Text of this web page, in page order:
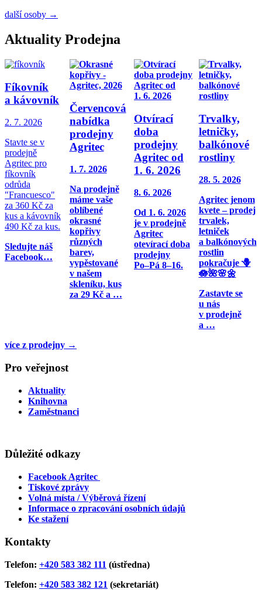
další osoby →
Aktuality Prodejna
Fíkovník
a kávovník
2. 7. 2026
Stavte se v
prodejně
Agritec pro
fíkovník
odrůda
"Francuesco"
za 360 Kč za
kus a kávovník
490 Kč za kus.
Sledujte náš
Facebook…
Červencová
nabídka
prodejny
Agritec
1. 7. 2026
Na prodejně
máme vaše
oblíbené
okrasné
kopřivy
různých
barev,
vypěstované
v našem
skleníku, kus
za 29 Kč a …
Otvírací
doba
prodejny
Agritec od
1. 6. 2026
8. 6. 2026
Od 1. 6. 2026
je v prodejně
Agritec
otevírací doba
prodejny
Po–Pá 8–16.
Trvalky,
letničky,
balkónové
rostliny
28. 5. 2026
Agritec jenom
kvete – prodej
trvalek,
letniček
a balkónových
rostlin
pokračuje 🪻
🪷🌺🌸🌼
Zastavte se
u nás
v prodejně
a …
více z prodejny →
Pro veřejnost
Aktuality
Knihovna
Zaměstnanci
Důležité odkazy
Facebook Agritec
Tiskové zprávy
Volná místa / Výběrová řízení
Informace o zpracování osobních údajů
Ke stažení
Kontakty
Telefon: +420 583 382 111 (ústředna)
Telefon: +420 583 382 121 (sekretariát)